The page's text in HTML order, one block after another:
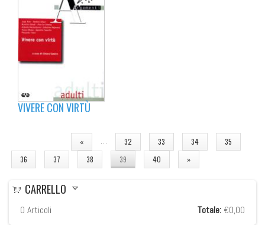
VIVERE CON VIRTÙ
« … 32 33 34
35
36
37 38 39 40 »
CARRELLO
0 Articoli Totale: €0,00